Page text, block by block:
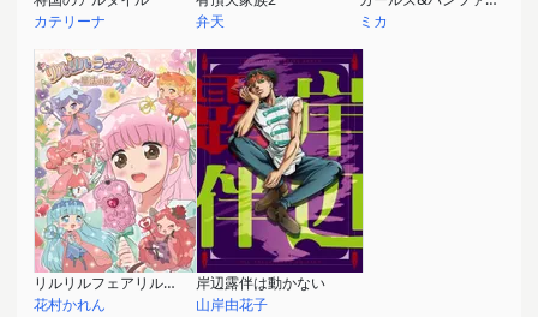
カテリーナ
弁天
ミカ
リルリルフェアリル～魔法の鏡～
花村かれん
岸辺露伴は動かない
山岸由花子